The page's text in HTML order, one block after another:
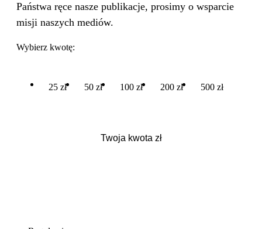
Państwa ręce nasze publikacje, prosimy o wsparcie
misji naszych mediów.
Wybierz kwotę:
25 zł 50 zł 100 zł 200 zł 500 zł